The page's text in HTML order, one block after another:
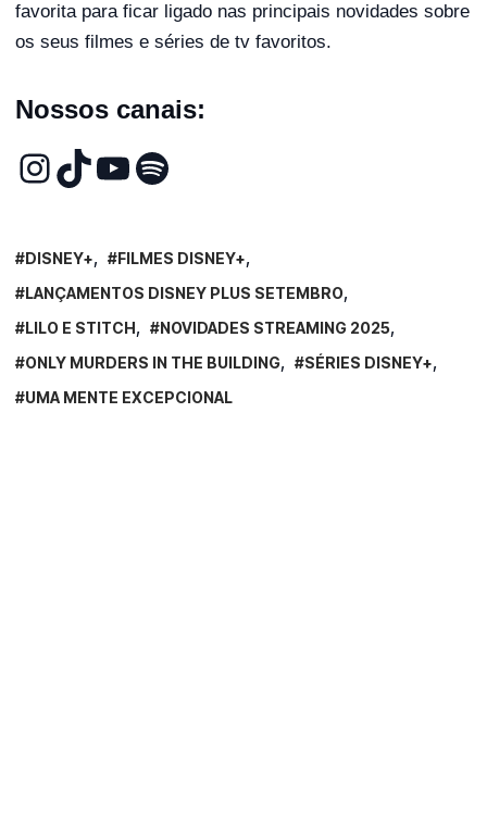
favorita para ficar ligado nas principais novidades sobre
os seus filmes e séries de tv favoritos.
Nossos canais:
DISNEY+
FILMES DISNEY+
LANÇAMENTOS DISNEY PLUS SETEMBRO
LILO E STITCH
NOVIDADES STREAMING 2025
ONLY MURDERS IN THE BUILDING
SÉRIES DISNEY+
UMA MENTE EXCEPCIONAL